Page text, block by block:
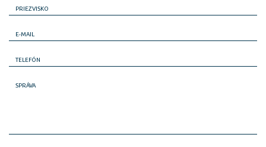
PRIEZVISKO
E-MAIL
TELEFÓN
SPRÁVA